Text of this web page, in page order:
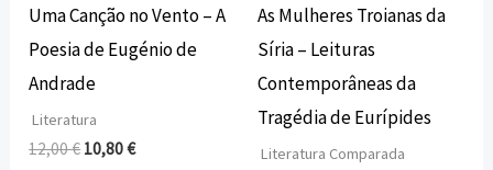
Uma Canção no Vento – A
Poesia de Eugénio de
Andrade
Literatura
12,00€ 10,80€
As Mulheres Troianas da
Síria – Leituras
Contemporâneas da
Tragédia de Eurípides
Literatura Comparada